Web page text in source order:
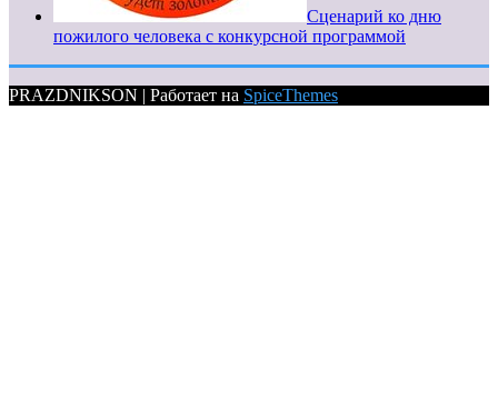
Сценарий ко дню
пожилого человека с конкурсной программой
PRAZDNIKSON | Работает на SpiceThemes